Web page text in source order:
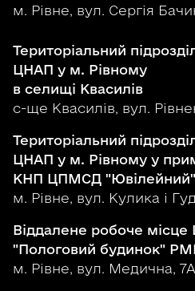
м. Рівне, вул. Сергія
Територіальний
ЦНАП у м. Рівному
в селищі Квасилів
с-ще Квасилів, вул.
Територіальний
ЦНАП у м. Рівному у
КНП ЦПМСД
м. Рівне, вул. Кулика і
Віддалене робоче
"Пологовий будинок"
м. Рівне, вул. Медична, 7А